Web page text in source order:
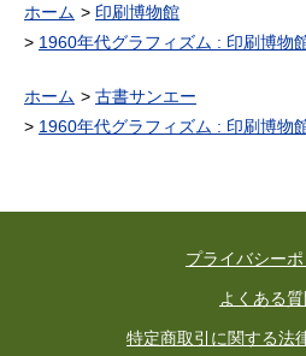
ホーム
印刷博物館
1960年代グラフィズム : 印刷博物
ホーム
古書サンエー
1960年代グラフィズム : 印刷博物
プライバシー
よくある質
特定商取引に関する法